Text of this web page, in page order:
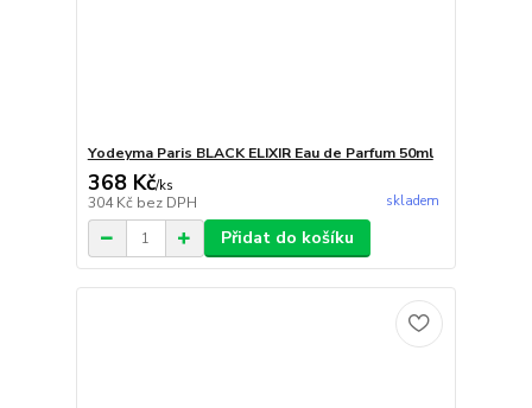
Yodeyma Paris BLACK ELIXIR Eau de Parfum 50ml
368 Kč/ks
304 Kč bez DPH skladem
Přidat do košíku